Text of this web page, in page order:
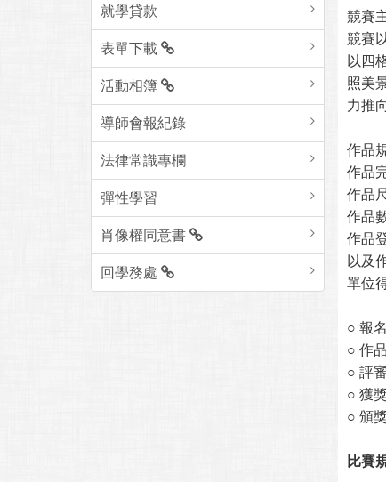
就學貸款
表單下載
活動相簿
導師會報紀錄
法律常識專欄
彈性學習
肖像權同意書
回學務處
競賽
競賽
以四
照美
力推
作品
作品
作品
作品
作品
以及
單位
○ 報
○ 作
○ 評
○ 獲
○ 頒
比賽